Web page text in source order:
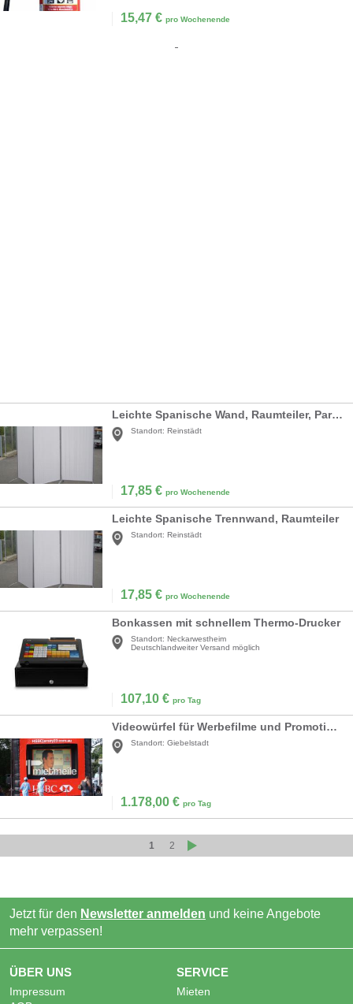
15,47 € pro Wochenende
Leichte Spanische Wand, Raumteiler, Paravent
Standort: Reinstädt
17,85 € pro Wochenende
Leichte Spanische Trennwand, Raumteiler
Standort: Reinstädt
17,85 € pro Wochenende
Bonkassen mit schnellem Thermo-Drucker
Standort: Neckarwestheim
Deutschlandweiter Versand möglich
107,10 € pro Tag
Videowürfel für Werbefilme und Promotionen
Standort: Giebelstadt
1.178,00 € pro Tag
1 2
Jetzt für den Newsletter anmelden und keine Angebote
mehr verpassen!
ÜBER UNS
Impressum
SERVICE
Mieten